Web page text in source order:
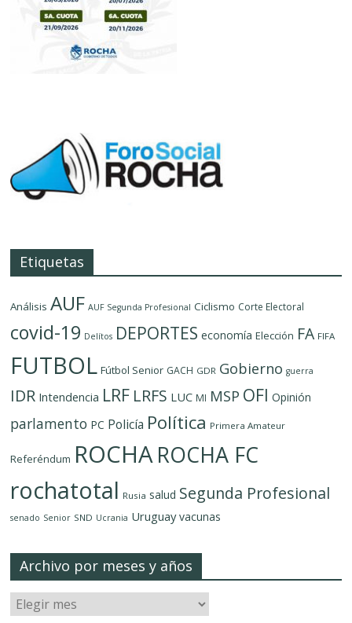
Etiquetas
Análisis AUF AUF Segunda Profesional Ciclismo Corte Electoral
covid-19 Delítos DEPORTES economía Elección FA FIFA
FUTBOL Fútbol Senior GACH GDR Gobierno guerra
IDR Intendencia LRF LRFS LUC MI MSP OFI Opinión
parlamento PC Policía Política Primera Amateur
Referéndum ROCHAROCHA FC
rochatotal Rusia salud Segunda Profesional
senado Senior SND Ucrania Uruguay vacunas
Archivo por meses y años